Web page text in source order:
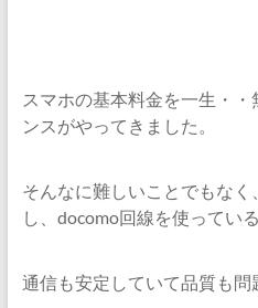
スマホの基本料金を一生・
ンスがやってきました。
そんなに難しいことでもな
し、docomo回線を使っている
通信も安定していて品質も問